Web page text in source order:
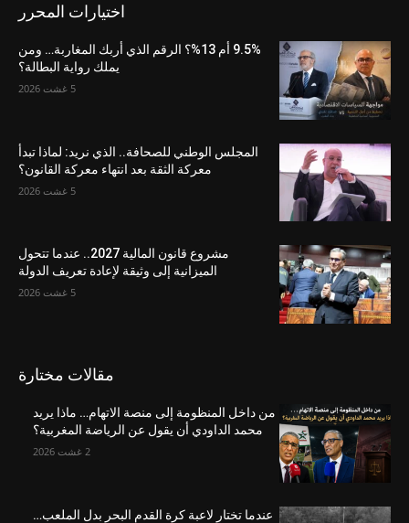
اختيارات المحرر
9.5% أم 13%؟ الرقم الذي أربك المغاربة… ومن
يملك رواية البطالة؟
5 غشت 2026
المجلس الوطني للصحافة.. الذي نريد: لماذا تبدأ
معركة الثقة بعد انتهاء معركة القانون؟
5 غشت 2026
مشروع قانون المالية 2027.. عندما تتحول
الميزانية إلى وثيقة لإعادة تعريف الدولة
5 غشت 2026
مقالات مختارة
من داخل المنظومة إلى منصة الاتهام… ماذا يريد
محمد الداودي أن يقول عن الرياضة المغربية؟
2 غشت 2026
عندما تختار لاعبة كرة القدم البحر بدل الملعب…